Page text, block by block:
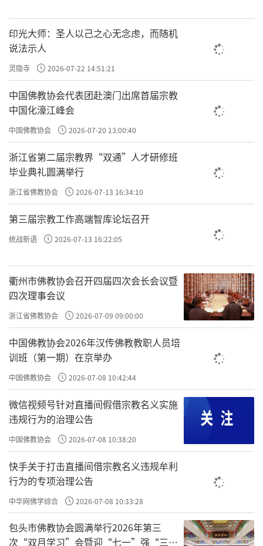
如果不加以观察，
这些情绪就会随着串习，
自动复制，
就会好像电脑之中，
善于自动复制的病毒那样，
最后就会发展到难以控制的程度。
比方说有些人会很执着于感情，
一旦失去对方的时候，
就会情绪失控，
乃至于要自寻短见，
这个原因何在？
是因为他把所有的心灵的力量，
都投射到这种男女的感情之中去了，
他很执着，
所以一直在重复、一直在串习，
所以就会制造出力量无限大的情绪，
并且作为他全部精神的支撑；
因为他不懂得觉照，
所以不断地熏习，
就放大到一种病态的程度；
因此等到他出问题的时候、失恋的时候，
印光大师：圣人以己之心无念虑，而随机
说法示人
灵隐寺 2026-07-22 14:51:21
中国佛教协会代表团赴澳门出席首届宗教
中国化濠江峰会
中国佛教协会 2026-07-20 13:00:40
浙江省第二届宗教界“双通”人才研修班
毕业典礼圆满举行
浙江省佛教协会 2026-07-13 16:34:10
第三届宗教工作高端智库论坛召开
统战新语 2026-07-13 16:22:05
衢州市佛教协会召开四届四次会长会议暨
四次理事会议
浙江省佛教协会 2026-07-09 09:00:00
中国佛教协会2026年汉传佛教教职人员培
训班（第一期）在京举办
中国佛教协会 2026-07-08 10:42:44
微信视频号针对直播间假借宗教名义实施
违规行为的治理公告
中国佛教协会 2026-07-08 10:38:20
快手关于打击直播间借宗教名义违规牟利
行为的专项治理公告
中华网佛学综合 2026-07-08 10:33:28
包头市佛教协会圆满举行2026年第三
次“双月学习”会暨迎“七一”强“三